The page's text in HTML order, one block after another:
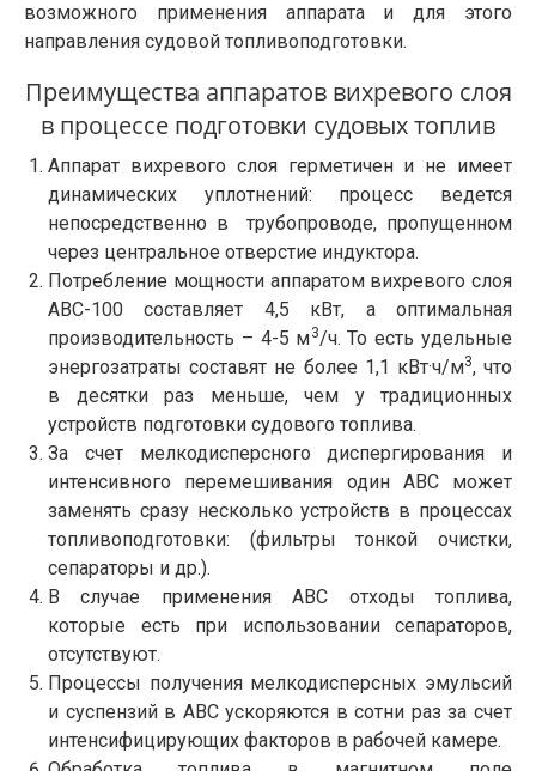
возможного применения аппарата и для этого
направления судовой топливоподготовки.
Преимущества аппаратов вихревого слоя
в процессе подготовки судовых топлив
Аппарат вихревого слоя герметичен и не имеет
динамических уплотнений: процесс ведется
непосредственно в трубопроводе, пропущенном
через центральное отверстие индуктора.
Потребление мощности аппаратом вихревого слоя
АВС-100 составляет 4,5 кВт, а оптимальная
производительность – 4-5 м3/ч. То есть удельные
энергозатраты составят не более 1,1 кВт·ч/м3, что
в десятки раз меньше, чем у традиционных
устройств подготовки судового топлива.
За счет мелкодисперсного диспергирования и
интенсивного перемешивания один АВС может
заменять сразу несколько устройств в процессах
топливоподготовки: (фильтры тонкой очистки,
сепараторы и др.).
В случае применения АВС отходы топлива,
которые есть при использовании сепараторов,
отсутствуют.
Процессы получения мелкодисперсных эмульсий
и суспензий в АВС ускоряются в сотни раз за счет
интенсифицирующих факторов в рабочей камере.